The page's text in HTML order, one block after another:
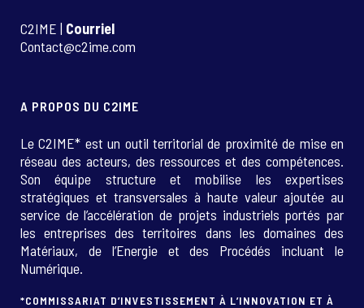
C2IME | Courriel
Contact@c2ime.com
A PROPOS DU C2IME
Le C2IME* est un outil territorial de proximité de mise en
réseau des acteurs, des ressources et des compétences.
Son équipe structure et mobilise les expertises
stratégiques et transversales à haute valeur ajoutée au
service de l’accélération de projets industriels portés par
les entreprises des territoires dans les domaines des
Matériaux, de l’Energie et des Procédés incluant le
Numérique.
*COMMISSARIAT D’INVESTISSEMENT À L’INNOVATION ET À